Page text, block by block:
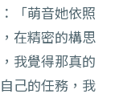
「萌音她依照
在精密的構思
我覺得那真的
己的任務，我